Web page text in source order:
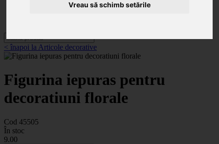
Vreau să schimb setările
< înapoi la Articole decorative
Figurina iepuras pentru
decoratiuni florale
Cod 45505
În stoc
9.00